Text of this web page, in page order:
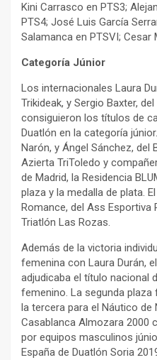
Kini Carrasco en PTS3;
PTS4; José Luis García
Salamanca en PTSVI; Cesar
Categoría Júnior
Los internacionales Laura
Trikideak, y Sergio Baxter,
consiguieron los títulos de
Duatlón en la categoría
Narón, y Ángel Sánchez, del
Azierta TriToledo y
de Madrid, la Residencia
plaza y la medalla de plata.
Romance, del Ass Esportiva
Triatlón Las Rozas.
Además de la victoria
femenina con Laura Durán,
adjudicaba el título nacional
femenino. La segunda plaza
la tercera para el Náutico de
Casablanca Almozara 2000
por equipos masculinos
España de Duatlón Soria